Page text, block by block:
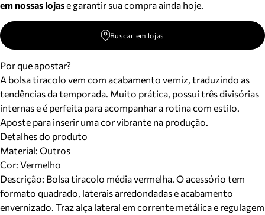
em nossas lojase garantir sua compra ainda hoje.
Buscar em lojas
Por que apostar?
A bolsa tiracolo vem com acabamento verniz, traduzindo as
tendências da temporada. Muito prática, possui três divisórias
internas e é perfeita para acompanhar a rotina com estilo.
Aposte para inserir uma cor vibrante na produção.
Detalhes do produto
Material: Outros
Cor: Vermelho
Descrição: Bolsa tiracolo média vermelha. O acessório tem
formato quadrado, laterais arredondadas e acabamento
envernizado. Traz alça lateral em corrente metálica e regulagem